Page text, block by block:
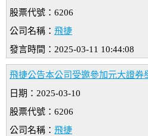
股票代號：6206
公司名稱： 飛捷
發言時間：2025-03-11 10:44:08
飛捷公告本公司受邀參加元大證券
日期：2025-03-10
股票代號：6206
公司名稱： 飛捷